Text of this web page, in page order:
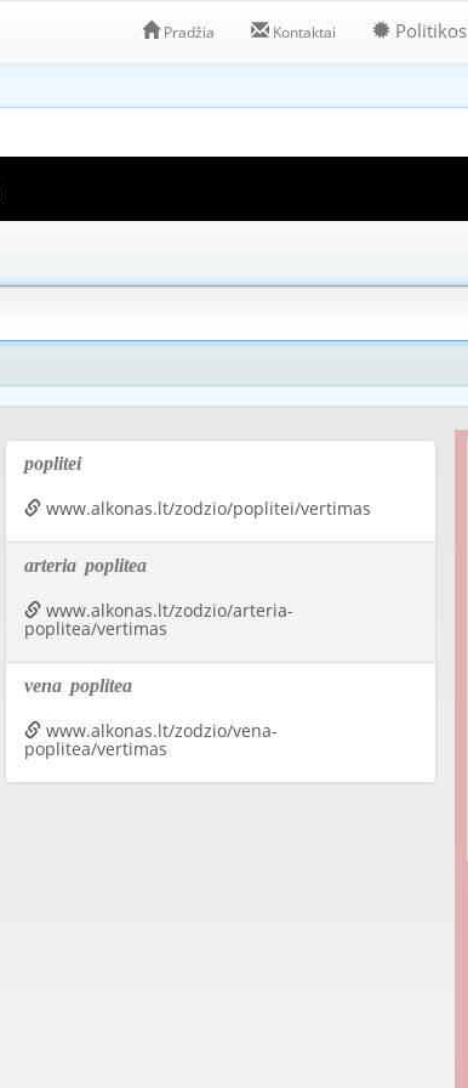
Pradžia Kontaktai Politikos
poplitei
www.alkonas.lt/zodzio/poplitei/vertimas
arteria poplitea
www.alkonas.lt/zodzio/arteria-
poplitea/vertimas
vena poplitea
www.alkonas.lt/zodzio/vena-
poplitea/vertimas